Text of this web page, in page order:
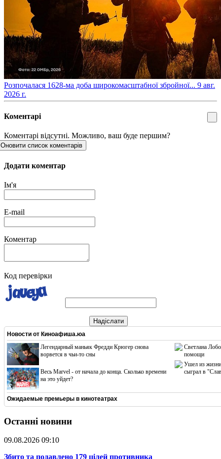
​Розпочалася 1628-ма доба широкомасштабної збройної... 9 авг.
2026 г.
Коментарі
Коментарі відсутні. Можливо, ваш буде першим?
Оновити список коментарів
Додати коментар
Ім'я
E-mail
Коментар
Код перевірки
Надіслати
Новости от Киноафиша.юа
Легендарный маньяк Фредди Крюгер снова
ворвется в чьи-то сны
Весь Marvel - от начала до конца. Сколько времени
на это уйдет?
Светлана
помощи
Ушел из жизни
сыграл в
Ожидаемые премьеры в кинотеатрах
Останні новини
09.08.2026 09:10
​Збито та подавлено 179 цілей противника